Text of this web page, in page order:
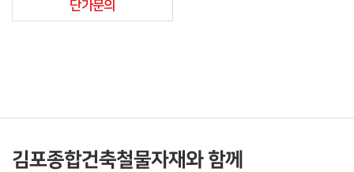
단가문의
김포종합건축철물자재와 함께